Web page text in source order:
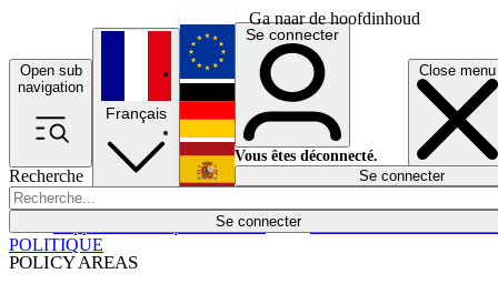
Ga naar de hoofdinhoud
Open sub
navigation
Close menu
Recherche
Se connecter
POLICY AREAS
Économie
Français
English
Deutsch
Español
Se connecter
Vous êtes déconnecté.
Se connecter
POLITIQUE